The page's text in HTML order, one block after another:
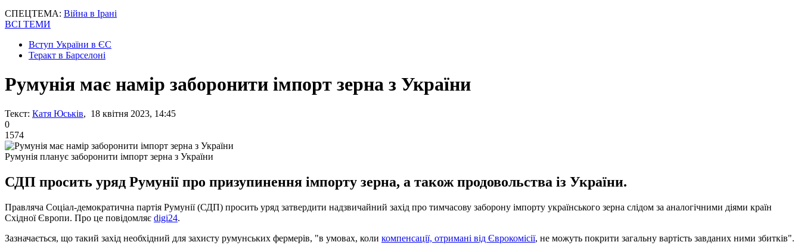
СПЕЦТЕМА: Війна в Ірані
ВСІ ТЕМИ
Вступ України в ЄС
Теракт в Барселоні
Румунія має намір заборонити імпорт зерна з України
Текст: Катя Юськів, 18 квітня 2023, 14:45
0
1574
Румунія планує заборонити імпорт зерна з України
СДП просить уряд Румунії про призупинення імпорту зерна, а також продовольства із України.
Правляча Соціал-демократична партія Румунії (СДП) просить уряд затвердити надзвичайний захід про тимчасову заборону імпорту українського зерна слідом за аналогічними діями країн
Східної Європи. Про це повідомляє digi24.
Зазначається, що такий захід необхідний для захисту румунських фермерів, "в умовах, коли компенсації, отримані від Єврокомісії, не можуть покрити загальну вартість завданих ними збитків".